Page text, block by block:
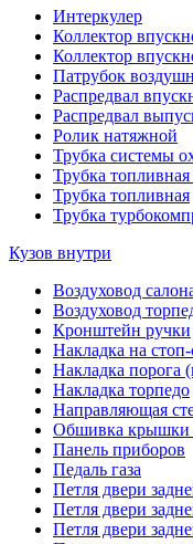
Интеркулер
Коллектор
Коллектор
Патрубок
Распредвал
Распредвал
Ролик натяжной
Трубка системы
Трубка топливная
Трубка топливная
Трубка
Кузов внутри
Воздуховод
Воздуховод
Кронштейн ручки
Накладка на
Накладка порога
Накладка торпедо
Направляющая
Обшивка крышки
Панель приборов
Педаль газа
Петля двери
Петля двери
Петля двери